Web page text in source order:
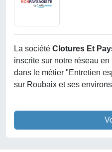
La société Clotures Et
inscrite sur notre réseau
dans le métier "Entretien
sur Roubaix et ses